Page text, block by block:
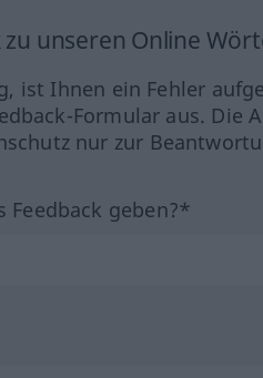
zu unseren Online
ist Ihnen ein Fehler
Formular aus.
nur zur
Feedback geben?*